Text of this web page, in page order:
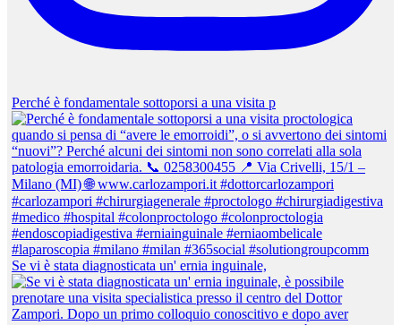
Perché è fondamentale sottoporsi a una visita p
Se vi è stata diagnosticata un' ernia inguinale,